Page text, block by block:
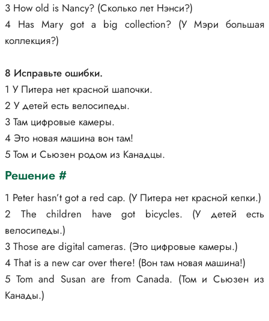
3 How old is Nancy? (Сколько лет Нэнси?)
4 Has Mary got a big collection? (У Мэри большая
коллекция?)
8 Исправьте ошибки.
1 У Питера нет красной шапочки.
2 У детей есть велосипеды.
3 Там цифровые камеры.
4 Это новая машина вон там!
5 Том и Сьюзен родом из Канадцы.
Решение #
1 Peter hasn’t got a red cap. (У Питера нет красной кепки.)
2 The children have got bicycles. (У детей есть
велосипеды.)
3 Those are digital cameras. (Это цифровые камеры.)
4 That is a new car over there! (Вон там новая машина!)
5 Tom and Susan are from Canada. (Том и Сьюзен из
Канады.)